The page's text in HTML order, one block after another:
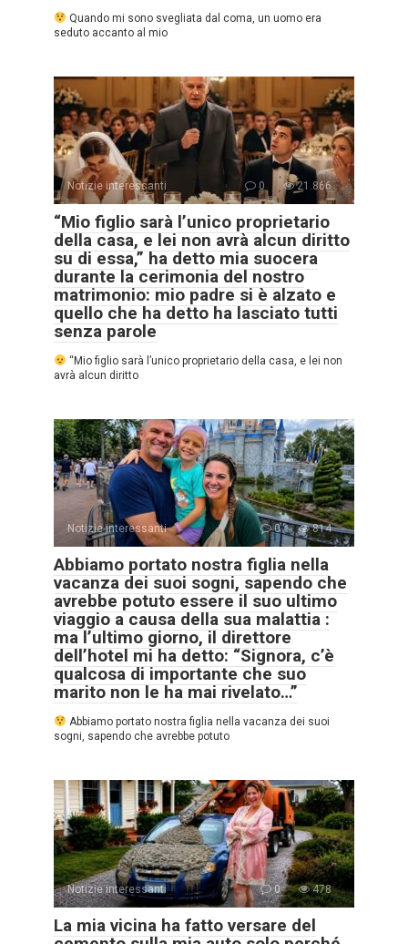
Quando mi sono svegliata dal coma, un uomo era
seduto accanto al mio
Notizie interessanti 0 21.866
“Mio figlio sarà l’unico proprietario
della casa, e lei non avrà alcun diritto
su di essa,” ha detto mia suocera
durante la cerimonia del nostro
matrimonio: mio padre si è alzato e
quello che ha detto ha lasciato tutti
senza parole
“Mio figlio sarà l’unico proprietario della casa, e lei non
avrà alcun diritto
Notizie interessanti 0 814
Abbiamo portato nostra figlia nella
vacanza dei suoi sogni, sapendo che
avrebbe potuto essere il suo ultimo
viaggio a causa della sua malattia :
ma l’ultimo giorno, il direttore
dell’hotel mi ha detto: “Signora, c’è
qualcosa di importante che suo
marito non le ha mai rivelato…”
Abbiamo portato nostra figlia nella vacanza dei suoi
sogni, sapendo che avrebbe potuto
Notizie interessanti 0 478
La mia vicina ha fatto versare del